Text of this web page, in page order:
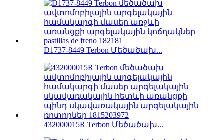
D1737-8449 Terbon Մեծածախ...
432000015R Terbon Մեծածախ...